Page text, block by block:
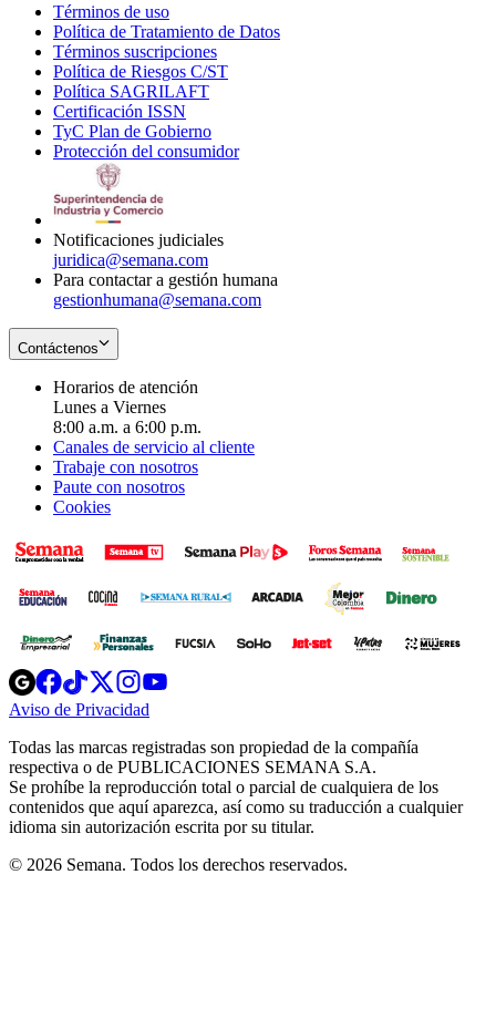
Términos de uso
in
new
window
Política de Tratamiento de Datos
Términos suscripciones
in
Política de Riesgos C/ST
Política SAGRILAFT
new
window
Certificación ISSN
in
new
TyC Plan de Gobierno
in
Protección del consumidorOpens
Notificaciones judiciales
juridica@semana.com
Para contactar a gestión humana
gestionhumana@semana.com
Contáctenos
Horarios de atención
Lunes a Viernes
8:00 a.m. a 6:00 p.m.
Canales de servicio al cliente
Trabaje con nosotros
Paute con nosotros
Cookies
Opens
in
new
Opens
in
new
Opens
in
new
window
Opens
new
windowwindow
Aviso de Privacidad
new
window
Todas las marcas registradas son propiedad de la compañía
respectiva o de PUBLICACIONES SEMANA S.A.
Se prohíbe la reproducción total o parcial de cualquiera de los
contenidos que aquí aparezca, así como su traducción a cualquier
idioma sin autorización escrita por su titular.
© 2026 Semana. Todos los derechos reservados.